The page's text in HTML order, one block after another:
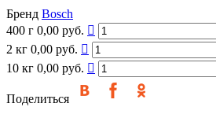
Бренд Bosch
400 г 0,00 руб. 
2 кг 0,00 руб. 
10 кг 0,00 руб. 
Поделиться